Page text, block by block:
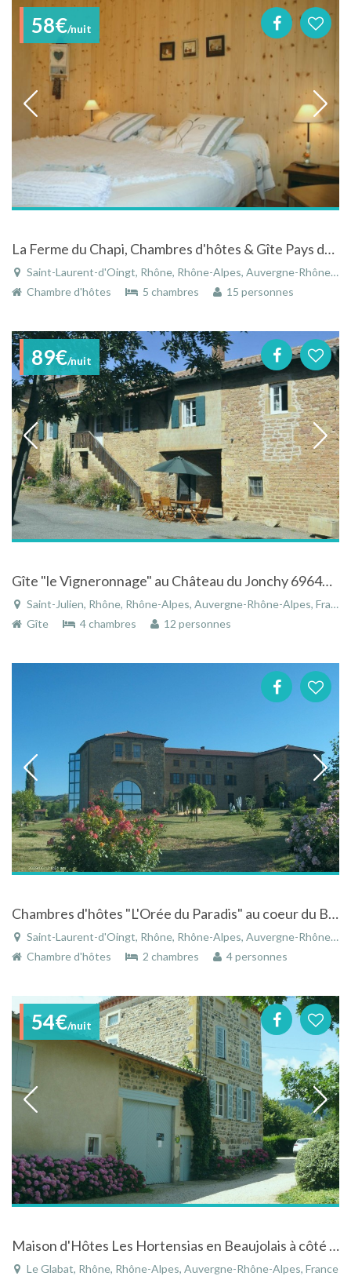
58€/nuit
La Ferme du Chapi, Chambres d'hôtes & Gîte Pays des Pierres dorées en Beaujolais
Saint-Laurent-d'Oingt, Rhône, Rhône-Alpes, Auvergne-Rhône-Alpes, France
Chambre d'hôtes
5 chambres 15 personnes
89€/nuit
Gîte "le Vigneronnage" au Château du Jonchy 69640 (6 gîtes) au milieu des vignes
Saint-Julien, Rhône, Rhône-Alpes, Auvergne-Rhône-Alpes, France
Gîte
4 chambres 12 personnes
Chambres d'hôtes "L'Orée du Paradis" au coeur du Beaujolais
Saint-Laurent-d'Oingt, Rhône, Rhône-Alpes, Auvergne-Rhône-Alpes, France
Chambre d'hôtes
2 chambres 4 personnes
54€/nuit
Maison d'Hôtes Les Hortensias en Beaujolais à côté du village de Clochermerle.
Le Glabat, Rhône, Rhône-Alpes, Auvergne-Rhône-Alpes, France